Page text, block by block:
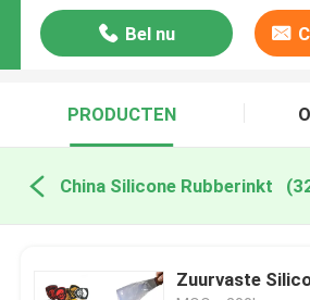
Bel nu
PRODUCTEN
China Silicone Rubberinkt
Zuurvaste